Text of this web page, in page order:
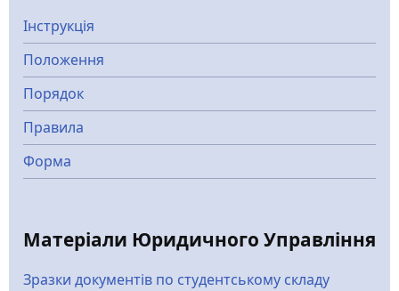
Інструкція
Положення
Порядок
Правила
Форма
Матеріали Юридичного Управління
Зразки документів по студентському складу